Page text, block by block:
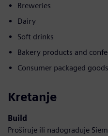
Breweries
Dairy
Soft drinks
Bakery products and
Consumer packaged goods
Kretanje
Build
Proširuje ili nadograđuje